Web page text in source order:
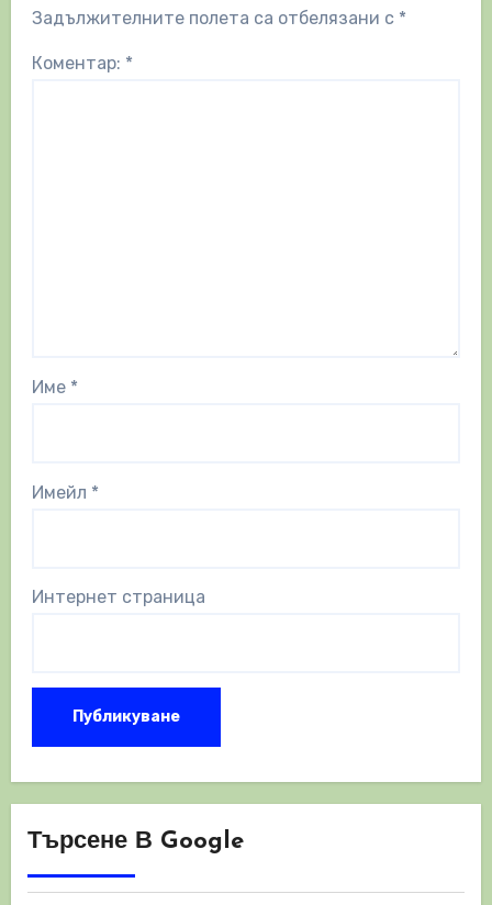
Задължителните полета са отбелязани с *
Коментар: *
Име *
Имейл *
Интернет страница
Търсене В Google